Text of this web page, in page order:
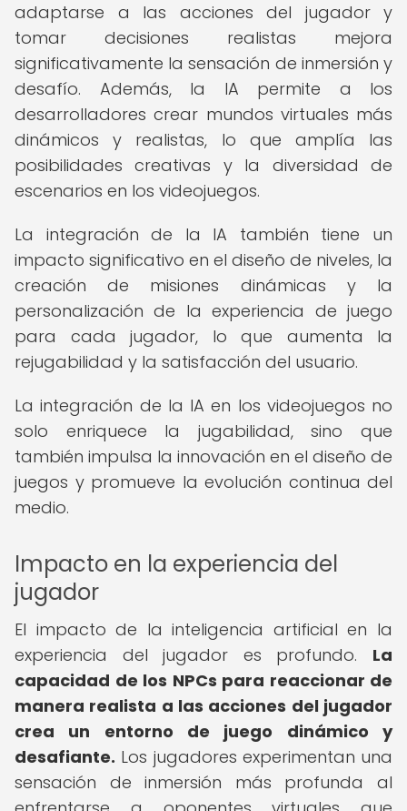
adaptarse a las acciones del jugador y
tomar decisiones realistas mejora
significativamente la sensación de inmersión y
desafío. Además, la IA permite a los
desarrolladores crear mundos virtuales más
dinámicos y realistas, lo que amplía las
posibilidades creativas y la diversidad de
escenarios en los videojuegos.
La integración de la IA también tiene un
impacto significativo en el diseño de niveles, la
creación de misiones dinámicas y la
personalización de la experiencia de juego
para cada jugador, lo que aumenta la
rejugabilidad y la satisfacción del usuario.
La integración de la IA en los videojuegos no
solo enriquece la jugabilidad, sino que
también impulsa la innovación en el diseño de
juegos y promueve la evolución continua del
medio.
Impacto en la experiencia del
jugador
El impacto de la inteligencia artificial en la
experiencia del jugador es profundo. La
capacidad de los NPCs para reaccionar de
manera realista a las acciones del jugador
crea un entorno de juego dinámico y
desafiante. Los jugadores experimentan una
sensación de inmersión más profunda al